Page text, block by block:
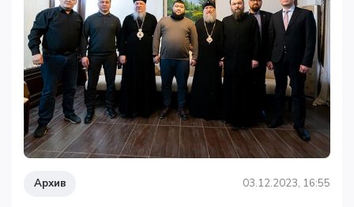
Архив 03.12.2023, 16:55